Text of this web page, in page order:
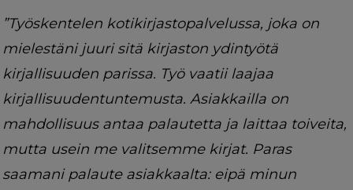
”Työskentelen kotikirjastopalvelussa, joka on
mielestäni juuri sitä kirjaston ydintyötä
kirjallisuuden parissa. Työ vaatii laajaa
kirjallisuudentuntemusta. Asiakkailla on
mahdollisuus antaa palautetta ja laittaa toiveita,
mutta usein me valitsemme kirjat. Paras
saamani palaute asiakkaalta: eipä minun